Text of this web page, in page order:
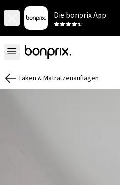
Die bonprix App
Laken & Matratzenauflagen